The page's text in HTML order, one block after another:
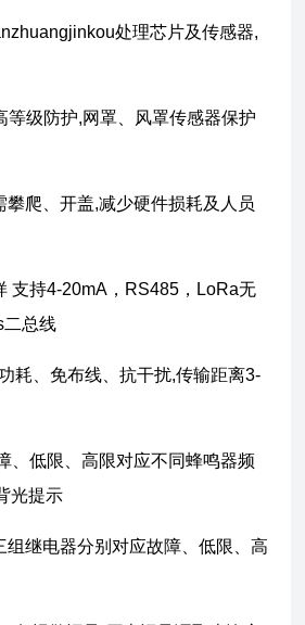
处理芯片及传感器,
等级防护,网罩、风罩传感器保护
攀爬、开盖,减少硬件损耗及人员
支持4-20mA，RS485，LoRa无
二总线
耗、免布线、抗干扰,传输距离3-
、低限、高限对应不同蜂鸣器频
光提示
组继电器分别对应故障、低限、高